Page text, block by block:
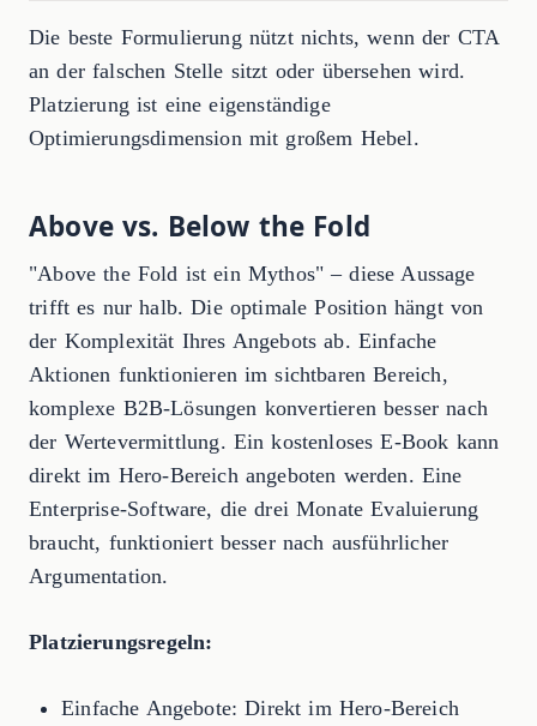
Die beste Formulierung nützt nichts, wenn der CTA
an der falschen Stelle sitzt oder übersehen wird.
Platzierung ist eine eigenständige
Optimierungsdimension mit großem Hebel.
Above vs. Below the Fold
"Above the Fold ist ein Mythos" – diese Aussage
trifft es nur halb. Die optimale Position hängt von
der Komplexität Ihres Angebots ab. Einfache
Aktionen funktionieren im sichtbaren Bereich,
komplexe B2B-Lösungen konvertieren besser nach
der Wertevermittlung. Ein kostenloses E-Book kann
direkt im Hero-Bereich angeboten werden. Eine
Enterprise-Software, die drei Monate Evaluierung
braucht, funktioniert besser nach ausführlicher
Argumentation.
Platzierungsregeln:
Einfache Angebote: Direkt im Hero-Bereich